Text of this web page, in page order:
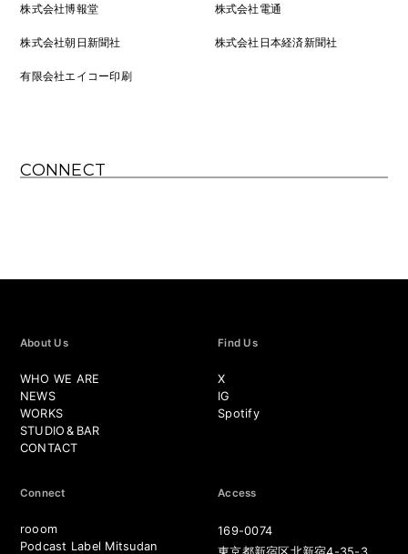
株式会社博報堂 株式会社電通
株式会社朝日新聞社 株式会社日本経済新聞社
有限会社エイコー印刷
CONNECT
About Us
WHO WE ARE
NEWS
WORKS
STUDIO & BAR
CONTACT
Find Us
X
IG
Spotify
Connect
rooom
Podcast Label Mitsudan
Access
169-0074